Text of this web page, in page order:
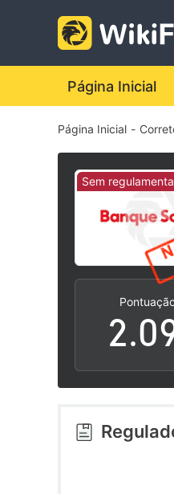
Página Inicial
Página Inicial -
Sem
1
2
3
4
.0
1
2